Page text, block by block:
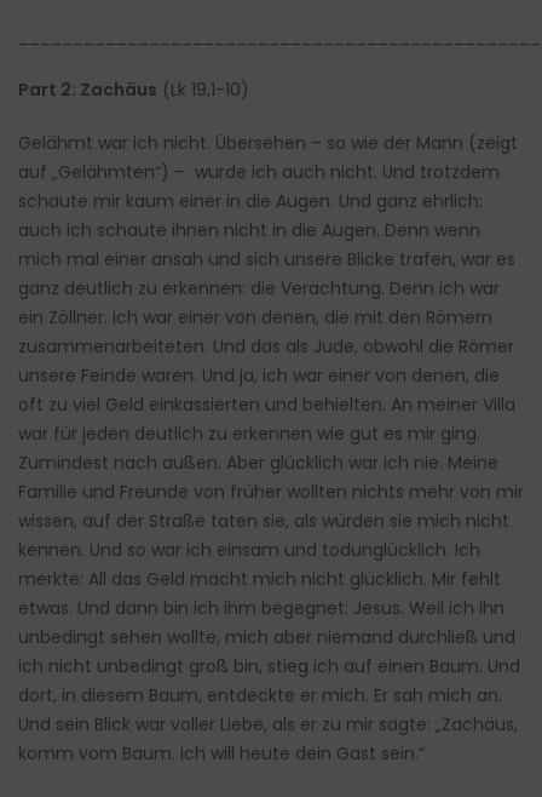
Part 2: Zachäus (Lk 19,1-10)
Gelähmt war ich nicht. Übersehen – so wie der Mann (zeigt
auf „Gelähmten“) – wurde ich auch nicht. Und trotzdem
schaute mir kaum einer in die Augen. Und ganz ehrlich:
auch ich schaute ihnen nicht in die Augen. Denn wenn
mich mal einer ansah und sich unsere Blicke trafen, war es
ganz deutlich zu erkennen: die Verachtung. Denn ich war
ein Zöllner. Ich war einer von denen, die mit den Römern
zusammenarbeiteten. Und das als Jude, obwohl die Römer
unsere Feinde waren. Und ja, ich war einer von denen, die
oft zu viel Geld einkassierten und behielten. An meiner Villa
war für jeden deutlich zu erkennen wie gut es mir ging.
Zumindest nach außen. Aber glücklich war ich nie. Meine
Familie und Freunde von früher wollten nichts mehr von mir
wissen, auf der Straße taten sie, als würden sie mich nicht
kennen. Und so war ich einsam und todunglücklich. Ich
merkte: All das Geld macht mich nicht glücklich. Mir fehlt
etwas. Und dann bin ich ihm begegnet: Jesus. Weil ich ihn
unbedingt sehen wollte, mich aber niemand durchließ und
ich nicht unbedingt groß bin, stieg ich auf einen Baum. Und
dort, in diesem Baum, entdeckte er mich. Er sah mich an.
Und sein Blick war voller Liebe, als er zu mir sagte: „Zachäus,
komm vom Baum. Ich will heute dein Gast sein.“